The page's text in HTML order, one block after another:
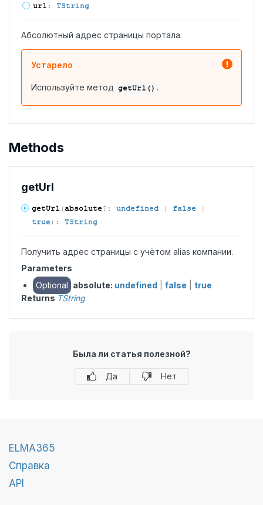
url : TString
Абсолютный адрес страницы портала.
Устарело
Используйте метод getUrl() .
Methods
getUrl
getUrl (absolute?: undefined | false |
true) : TString
Получить адрес страницы c учётом alias компании.
Parameters
Optional absolute: undefined false
true
Returns TString
Была ли статья полезной?
Да Нет
ELMA365
Справка
API